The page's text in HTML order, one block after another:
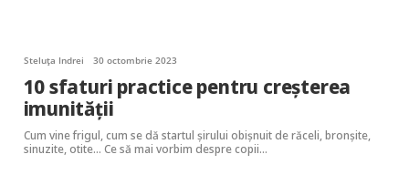
Steluța Indrei 30 octombrie 2023
10 sfaturi practice pentru creșterea
imunității
Cum vine frigul, cum se dă startul șirului obișnuit de răceli, bronșite,
sinuzite, otite… Ce să mai vorbim despre copii…